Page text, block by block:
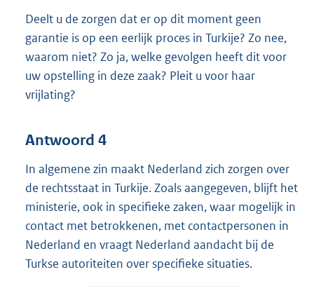
Deelt u de zorgen dat er op dit moment geen
garantie is op een eerlijk proces in Turkije? Zo nee,
waarom niet? Zo ja, welke gevolgen heeft dit voor
uw opstelling in deze zaak? Pleit u voor haar
vrijlating?
Antwoord 4
In algemene zin maakt Nederland zich zorgen over
de rechtsstaat in Turkije. Zoals aangegeven, blijft het
ministerie, ook in specifieke zaken, waar mogelijk in
contact met betrokkenen, met contactpersonen in
Nederland en vraagt Nederland aandacht bij de
Turkse autoriteiten over specifieke situaties.